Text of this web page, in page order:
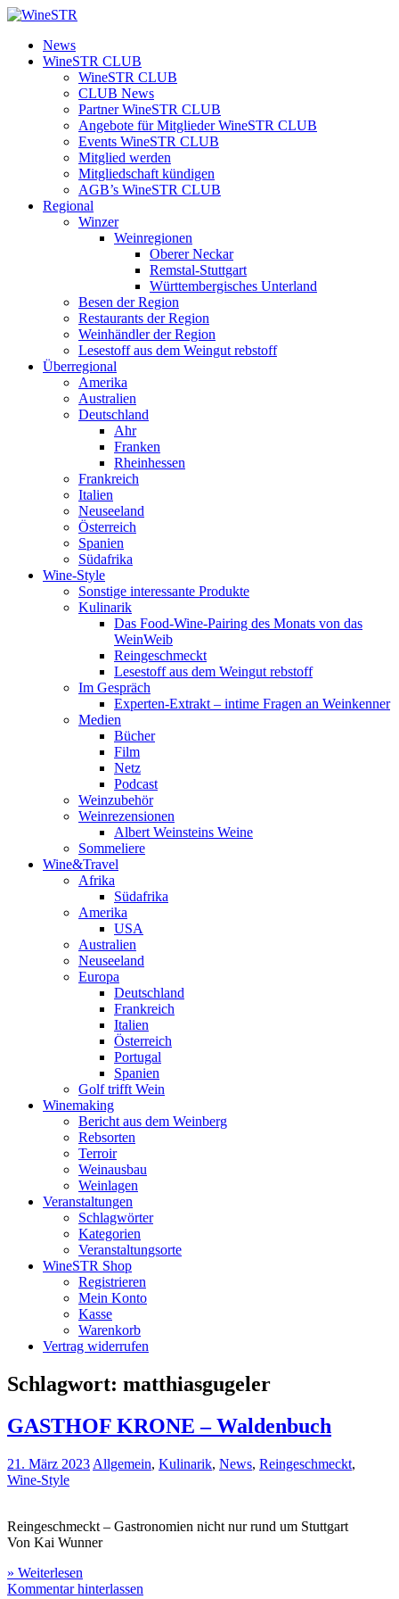
Zum
springen
WineSTR
News
WineSTR CLUB
WineSTR CLUB
CLUB News
Partner WineSTR CLUB
Angebote für Mitglieder WineSTR CLUB
Events WineSTR CLUB
Mitglied werden
Mitgliedschaft kündigen
AGB’s WineSTR CLUB
Regional
Winzer
Weinregionen
Oberer Neckar
Remstal-Stuttgart
Württembergisches Unterland
Besen der Region
Restaurants der Region
Weinhändler der Region
Lesestoff aus dem Weingut rebstoff
Überregional
Amerika
Australien
Deutschland
Ahr
Franken
Rheinhessen
Frankreich
Italien
Neuseeland
Österreich
Spanien
Südafrika
Wine-Style
Sonstige interessante Produkte
Kulinarik
Das Food-Wine-Pairing des Monats von das
WeinWeib
Reingeschmeckt
Lesestoff aus dem Weingut rebstoff
Im Gespräch
Experten-Extrakt – intime Fragen an Weinkenner
Medien
Bücher
Film
Netz
Podcast
Weinzubehör
Weinrezensionen
Albert Weinsteins Weine
Sommeliere
Wine&Travel
Afrika
Südafrika
Amerika
USA
Australien
Neuseeland
Europa
Deutschland
Frankreich
Italien
Österreich
Portugal
Spanien
Golf trifft Wein
Winemaking
Bericht aus dem Weinberg
Rebsorten
Terroir
Weinausbau
Weinlagen
Veranstaltungen
Schlagwörter
Kategorien
Veranstaltungsorte
WineSTR Shop
Registrieren
Mein Konto
Kasse
Warenkorb
Vertrag widerrufen
Schlagwort: matthiasgugeler
GASTHOF KRONE – Waldenbuch
21. März 2023 Allgemein, Kulinarik, News, Reingeschmeckt,
Wine-Style
Reingeschmeckt – Gastronomien nicht nur rund um Stuttgart
Von Kai Wunner
» Weiterlesen
Kommentar hinterlassen